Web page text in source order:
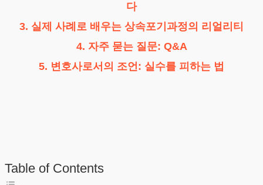
다
3. 실제 사례로 배우는 상속포기과정의 리얼리티
4. 자주 묻는 질문: Q&A
5. 변호사로서의 조언: 실수를 피하는 법
Table of Contents